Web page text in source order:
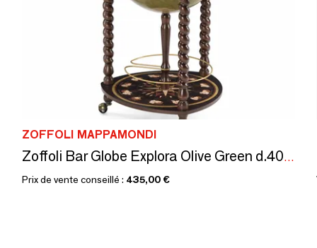
ZOFFOLI MAPPAMONDI
Zoffoli Bar Globe Explora Olive Green d.40cm
Prix de vente conseillé : 435,00 €